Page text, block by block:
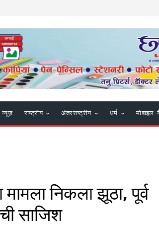
न्यूज़ राष्ट्रीय अंतरराष्ट्रीय धर्म
निकला झूठा, पूर्व
साजिश